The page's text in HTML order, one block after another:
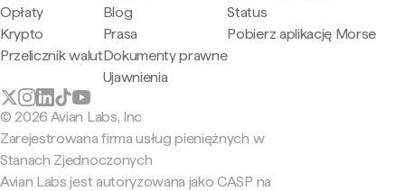
Opłaty
Krypto
Przelicznik walut
Blog
Prasa
Dokumenty prawne
Ujawnienia
Status
Pobierz aplikację Morse
© 2026 Avian Labs, Inc
Zarejestrowana firma usług pieniężnych w
Stanach Zjednoczonych
Avian Labs jest autoryzowana jako CASP na